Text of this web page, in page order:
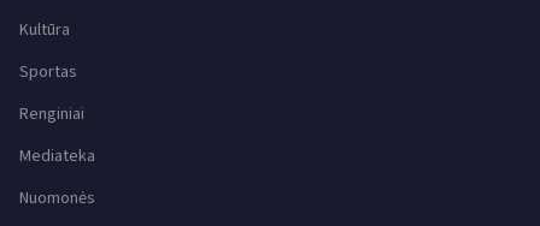
Kultūra
Sportas
Renginiai
Mediateka
Nuomonės